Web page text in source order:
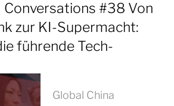
Conversations #38 Von
zur KI-Supermacht:
führende Tech-
Global China